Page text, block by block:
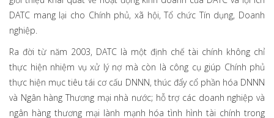
DATC mang lại cho Chính phủ, xã hội, Tổ chức Tín dụng, Doanh
nghiệp.
Ra đời từ năm 2003, DATC là một định chế tài chính không chỉ
thực hiện nhiệm vụ xử lý nợ mà còn là công cụ giúp Chính phủ
thực hiện mục tiêu tái cơ cấu DNNN, thúc đẩy cổ phần hóa DNNN
và Ngân hàng Thương mại nhà nước; hỗ trợ các doanh nghiệp và
ngân hàng thương mại lành mạnh hóa tình hình tài chính trong